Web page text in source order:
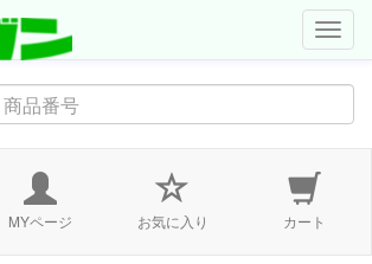
MYページ お気に入り カート